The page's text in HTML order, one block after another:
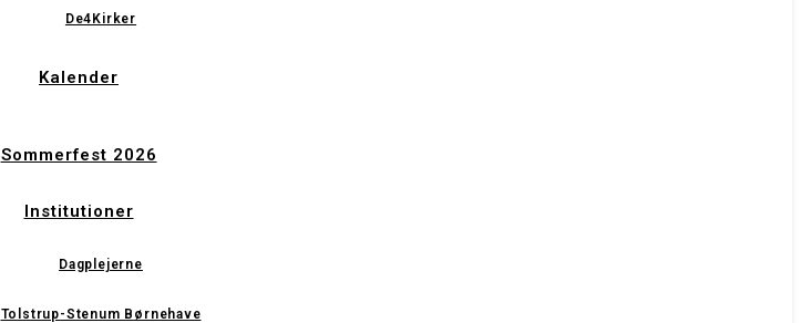
De4Kirker
Kalender
Sommerfest 2026
Institutioner
Dagplejerne
Tolstrup-Stenum Børnehave